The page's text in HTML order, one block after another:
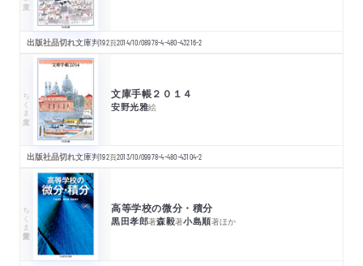
出版社品切れ文庫判192頁2014/10/08978-4-480-43216-2
ちくま文庫 文庫手帳２０１４
安野光雅絵
出版社品切れ文庫判192頁2013/10/09978-4-480-43104-2
ちくま学芸文庫 高等学校の微分・積分
黒田孝郎著森毅著小島順著ほか